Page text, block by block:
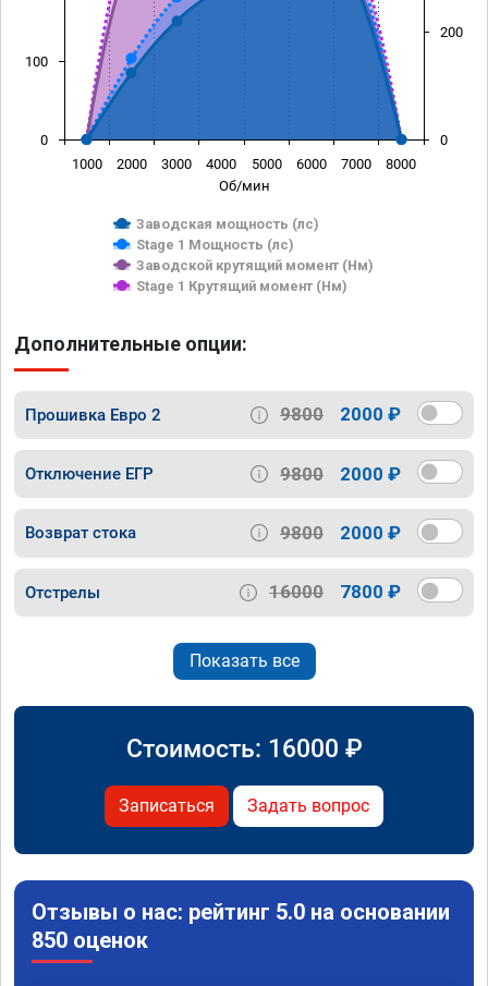
Об/мин
Заводская мощность (лс)
Stage 1 Мощность (лс)
Заводской крутящий момент (Нм)
Stage 1 Крутящий момент (Нм)
1000 2000 3000 4000 5000 6000 7000 8000
0
100
0
200
Дополнительные опции:
Прошивка Евро 2 9800 2000 ₽
Отключение ЕГР 9800 2000 ₽
Возврат стока 9800 2000 ₽
Отстрелы 16000 7800 ₽
Показать все
Стоимость: 16000 ₽
Записаться Задать вопрос
Отзывы о нас: рейтинг 5.0 на основании
850 оценок